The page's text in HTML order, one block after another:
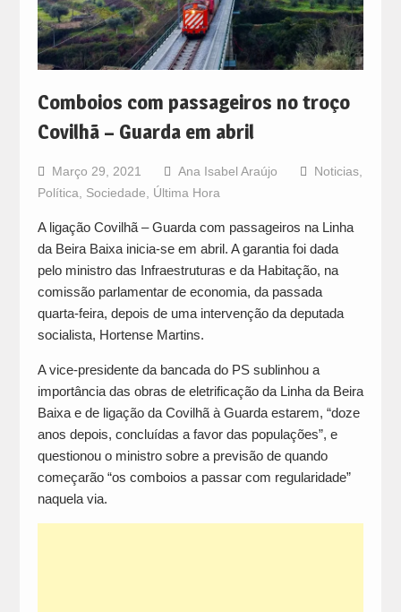
Comboios com passageiros no troço
Covilhã – Guarda em abril
Março 29, 2021 Ana Isabel Araújo Noticias,
Política
Sociedade Última Hora
A ligação Covilhã – Guarda com passageiros na Linha
da Beira Baixa inicia-se em abril. A garantia foi dada
pelo ministro das Infraestruturas e da Habitação, na
comissão parlamentar de economia, da passada
quarta-feira, depois de uma intervenção da deputada
socialista, Hortense Martins.
A vice-presidente da bancada do PS sublinhou a
importância das obras de eletrificação da Linha da Beira
Baixa e de ligação da Covilhã à Guarda estarem, “doze
anos depois, concluídas a favor das populações”, e
questionou o ministro sobre a previsão de quando
começarão “os comboios a passar com regularidade”
naquela via.